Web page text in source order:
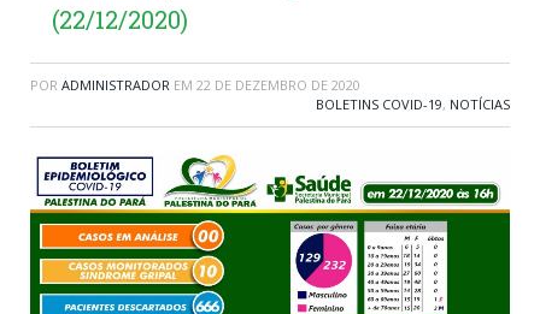
(22/12/2020)
POR ADMINISTRADOR EM 22 DE DEZEMBRO DE 2020
BOLETINS COVID-19, NOTÍCIAS